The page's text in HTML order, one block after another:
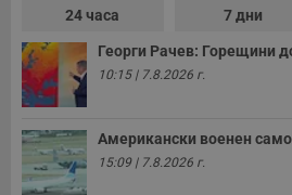
24 часа 7 дни
Георги Рачев: Горещини
10:15 | 7.8.2026 г.
Американски военен
15:09 | 7.8.2026 г.